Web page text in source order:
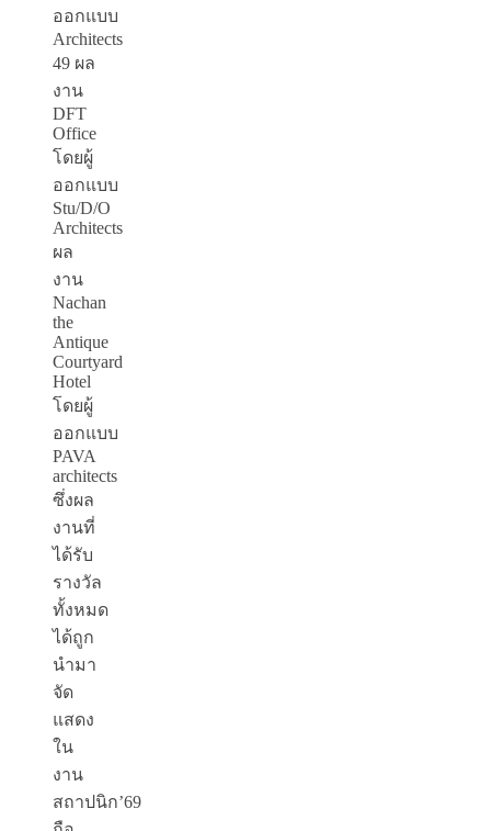
ออกแบบ
Architects
49 ผล
งาน
DFT
Office
โดยผู้
ออกแบบ
Stu/D/O
Architects
ผล
งาน
Nachan
the
Antique
Courtyard
Hotel
โดยผู้
ออกแบบ
PAVA
architects
ซึ่งผล
งานที่
ได้รับ
รางวัล
ทั้งหมด
ได้ถูก
นำมา
จัด
แสดง
ใน
งาน
สถาปนิก’69